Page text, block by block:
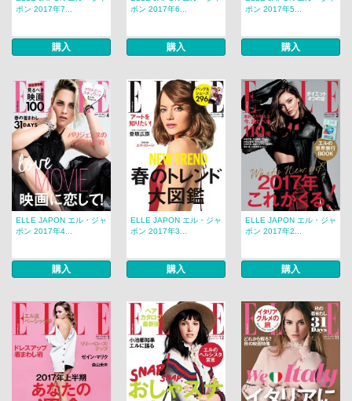
ポン 2017年7...
購入
ポン 2017年6...
購入
ポン 2017年5...
購入
ELLE JAPON エル・ジャ
ポン 2017年4...
購入
ELLE JAPON エル・ジャ
ポン 2017年3...
購入
ELLE JAPON エル・ジャ
ポン 2017年2...
購入